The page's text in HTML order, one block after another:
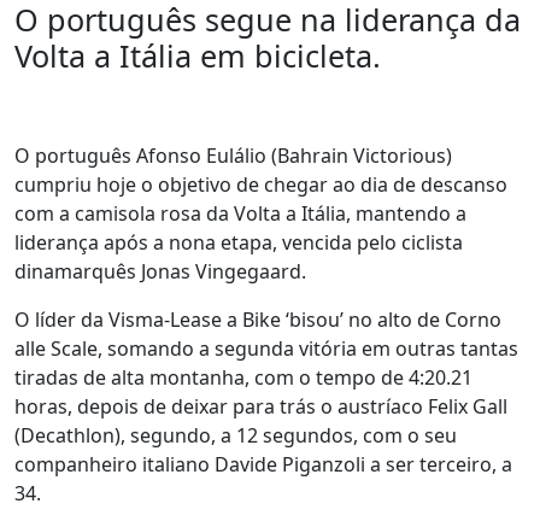
O português segue na liderança da
Volta a Itália em bicicleta.
O português Afonso Eulálio (Bahrain Victorious)
cumpriu hoje o objetivo de chegar ao dia de descanso
com a camisola rosa da Volta a Itália, mantendo a
liderança após a nona etapa, vencida pelo ciclista
dinamarquês Jonas Vingegaard.
O líder da Visma-Lease a Bike ‘bisou’ no alto de Corno
alle Scale, somando a segunda vitória em outras tantas
tiradas de alta montanha, com o tempo de 4:20.21
horas, depois de deixar para trás o austríaco Felix Gall
(Decathlon), segundo, a 12 segundos, com o seu
companheiro italiano Davide Piganzoli a ser terceiro, a
34.